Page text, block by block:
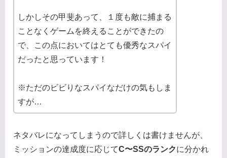
しかしその甲斐あって、１度も敵に捕まる
ことなくゲームを終えることができたの
で、この点においてはとても優秀なスパイ
だったと思っています！
※ただのビビりなスパイなだけの気もしま
すが…
ネタバレになってしまうので詳しくは書けませんが、
ミッションの達成度に応じてC〜SSのランクに分かれ